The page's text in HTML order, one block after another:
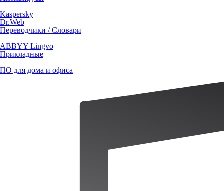
Kaspersky
Dr.Web
Переводчики / Словари
ABBYY Lingvo
Прикладные
ПО для дома и офиса